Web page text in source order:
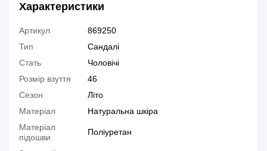
Характеристики
Артикул
869250
Тип
Сандалі
Стать
Чоловічі
Розмір взуття
46
Сезон
Літо
Матеріал
Натуральна шкіра
Матеріал
підошви
Поліуретан